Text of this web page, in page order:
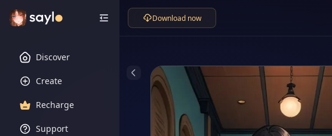
Discover
Create
Recharge
Support
Download now